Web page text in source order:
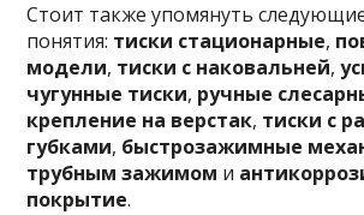
Стоит также упомянуть
понятия: тиски стационарные,
модели, тиски с наковальней,
чугунные тиски, ручные
крепление на верстак, тиски с
губками, быстрозажимные
трубным зажимом и
покрытие.